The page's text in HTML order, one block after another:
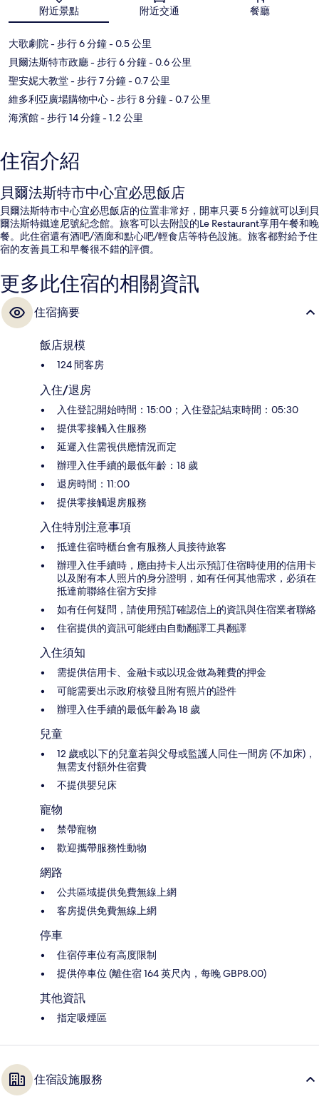
附近景點 附近交通 餐廳
大歌劇院- 步行 6 分鐘- 0.5 公里
貝爾法斯特市政廳- 步行 6 分鐘- 0.6 公里
聖安妮大教堂- 步行 7 分鐘- 0.7 公里
維多利亞廣場購物中心- 步行 8 分鐘- 0.7 公里
海濱館- 步行 14 分鐘- 1.2 公里
住宿介紹
貝爾法斯特市中心宜必思飯店
貝爾法斯特市中心宜必思飯店的位置非常好，開車只要 5 分鐘就可以到貝
爾法斯特鐵達尼號紀念館。旅客可以去附設的Le Restaurant享用午餐和晚
餐。此住宿還有酒吧/酒廊和點心吧/輕食店等特色設施。旅客都對給予住
宿的友善員工和早餐很不錯的評價。
更多此住宿的相關資訊
住宿摘要
飯店規模
124 間客房
入住/退房
入住登記開始時間：15:00；入住登記結束時間：05:30
提供零接觸入住服務
延遲入住需視供應情況而定
辦理入住手續的最低年齡：18 歲
退房時間：11:00
提供零接觸退房服務
入住特別注意事項
抵達住宿時櫃台會有服務人員接待旅客
辦理入住手續時，應由持卡人出示預訂住宿時使用的信用卡
以及附有本人照片的身分證明，如有任何其他需求，必須在
抵達前聯絡住宿方安排
如有任何疑問，請使用預訂確認信上的資訊與住宿業者聯絡
住宿提供的資訊可能經由自動翻譯工具翻譯
入住須知
需提供信用卡、金融卡或以現金做為雜費的押金
可能需要出示政府核發且附有照片的證件
辦理入住手續的最低年齡為 18 歲
兒童
12 歲或以下的兒童若與父母或監護人同住一間房 (不加床)，
無需支付額外住宿費
不提供嬰兒床
寵物
禁帶寵物
歡迎攜帶服務性動物
網路
公共區域提供免費無線上網
客房提供免費無線上網
停車
住宿停車位有高度限制
提供停車位 (離住宿 164 英尺內，每晚 GBP8.00)
其他資訊
指定吸煙區
住宿設施服務